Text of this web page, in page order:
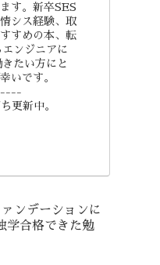
す。新卒SES
シス経験、取
すめの本、転
ンジニアに
たい方にと
いです。
更新中。
ンデーションに
学合格できた勉